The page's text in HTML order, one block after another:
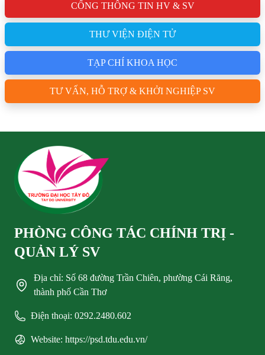
CỔNG THÔNG TIN HV & SV
THƯ VIỆN ĐIỆN TỬ
TẠP CHÍ KHOA HỌC
TƯ VẤN, HỖ TRỢ & KHỞI NGHIỆP SV
PHÒNG CÔNG TÁC CHÍNH TRỊ -
QUẢN LÝ SV
Địa chỉ: Số 68 đường Trần Chiên, phường Cái Răng,
thành phố Cần Thơ
Điện thoại: 0292.2480.602
Website: https://psd.tdu.edu.vn/